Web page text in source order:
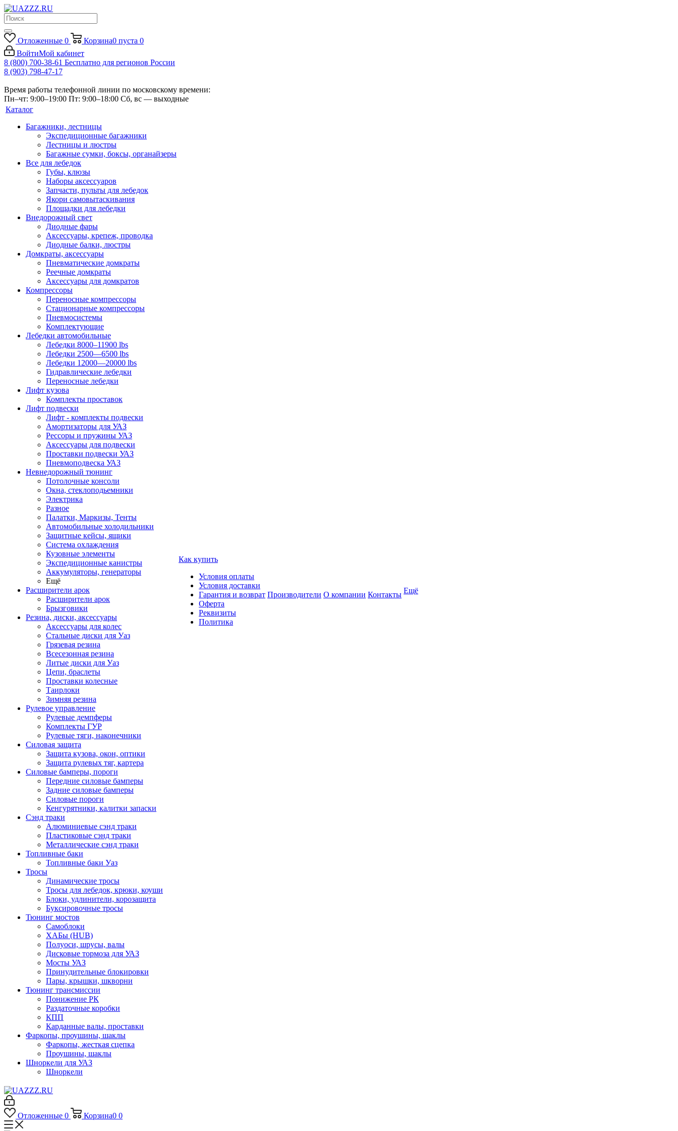
Отложенные 0 Корзина0 пуста 0
ВойтиМой кабинет
8 (800) 700-38-61 Бесплатно для регионов России
8 (903) 798-47-17
Время работы телефонной линии по московскому времени:
Пн–чт: 9:00–19:00 Пт: 9:00–18:00 Сб, вс — выходные
Каталог
Багажники, лестницы
Экспедиционные багажники
Лестницы и люстры
Багажные сумки, боксы, органайзеры
Все для лебедок
Губы, клюзы
Наборы аксессуаров
Запчасти, пульты для лебедок
Якори самовытаскивания
Площадки для лебедки
Внедорожный свет
Диодные фары
Аксессуары, крепеж, проводка
Диодные балки, люстры
Домкраты, аксессуары
Пневматические домкраты
Реечные домкраты
Аксессуары для домкратов
Компрессоры
Переносные компрессоры
Стационарные компрессоры
Пневмосистемы
Комплектующие
Лебедки автомобильные
Лебедки 8000–11900 lbs
Лебедки 2500—6500 lbs
Лебедки 12000—20000 lbs
Гидравлические лебедки
Переносные лебедки
Лифт кузова
Комплекты проставок
Лифт подвески
Лифт - комплекты подвески
Амортизаторы для УАЗ
Рессоры и пружины УАЗ
Аксессуары для подвески
Проставки подвески УАЗ
Пневмоподвеска УАЗ
Невнедорожный тюнинг
Потолочные консоли
Окна, стеклоподьемники
Электрика
Разное
Палатки, Маркизы, Тенты
Автомобильные холодильники
Защитные кейсы, ящики
Система охлаждения
Кузовные элементы
Экспедиционные канистры
Аккумуляторы, генераторы
Ещё
Расширители арок
Расширители арок
Брызговики
Резина, диски, аксессуары
Аксессуары для колес
Стальные диски для Уаз
Грязевая резина
Всесезонная резина
Литые диски для Уаз
Цепи, браслеты
Проставки колесные
Таирлоки
Зимняя резина
Рулевое управление
Рулевые демпферы
Комплекты ГУР
Рулевые тяги, наконечники
Силовая защита
Защита кузова, окон, оптики
Защита рулевых тяг, картера
Силовые бамперы, пороги
Передние силовые бамперы
Задние силовые бамперы
Силовые пороги
Кенгурятники, калитки запаски
Сэнд траки
Алюминиевые сэнд траки
Пластиковые сэнд траки
Металлические сэнд траки
Топливные баки
Топливные баки Уаз
Тросы
Динамические тросы
Тросы для лебедок, крюки, коуши
Блоки, удлинители, корозащита
Буксировочные тросы
Тюнинг мостов
Самоблоки
ХАБы (HUB)
Полуоси, шрусы, валы
Дисковые тормоза для УАЗ
Мосты УАЗ
Принудительные блокировки
Пары, крышки, шкворни
Тюнинг трансмиссии
Понижение РК
Раздаточные коробки
КПП
Карданные валы, проставки
Фаркопы, проушины, шаклы
Фаркопы, жесткая сцепка
Проушины, шаклы
Шноркели для УАЗ
Шноркели
Как купить
Условия оплаты
Условия доставки
Гарантия и возврат
Оферта
Реквизиты
Политика
Производители О компании Контакты Ещё
Отложенные 0 Корзина0 0